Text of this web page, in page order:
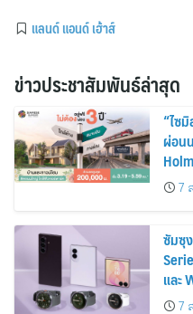
แลนด์ แอนด์ เฮ้าส์
ข่าวประชาสัมพันธ์ล่าสุด
“ไซ
ผ่อน
ส่วน
2569
7
ซัมซุ
และ
30%
7